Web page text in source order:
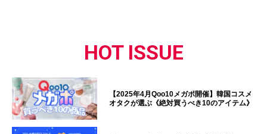
HOT ISSUE
【2025年4月Qoo10メガポ開催】韓国コスメ
オタクが選ぶ《絶対買うべき10のアイテム》